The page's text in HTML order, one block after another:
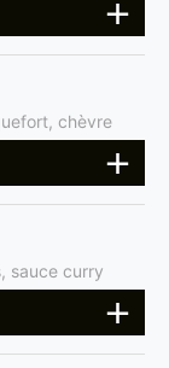
chèvre
sauce curry